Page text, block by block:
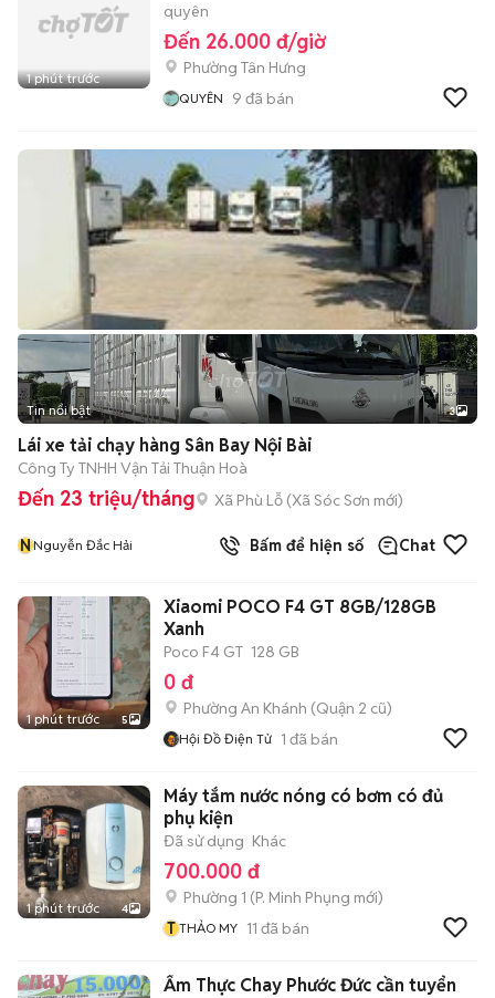
1 phút trước
quyên
Đến 26.000 đ/giờ
Phường Tân Hưng
QUYÊN 9 đã bán
Tin nổi bật 3
Lái xe tải chạy hàng Sân Bay Nội Bài
Công Ty TNHH Vận Tải Thuận Hoà
Đến 23 triệu/tháng Xã Phù Lỗ (Xã Sóc Sơn mới)
NNguyễn Đắc Hải Bấm để hiện số Chat
1 phút trước 5
Xiaomi POCO F4 GT 8GB/128GB
Xanh
Poco F4 GT 128 GB
0 đ
Phường An Khánh (Quận 2 cũ)
Hội Đồ Điện Tử 1 đã bán
1 phút trước 4
Máy tắm nước nóng có bơm có đủ
phụ kiện
Đã sử dụng Khác
700.000 đ
Phường 1 (P. Minh Phụng mới)
T THẢO MY 11 đã bán
Ẩm Thực Chay Phước Đức cần tuyển